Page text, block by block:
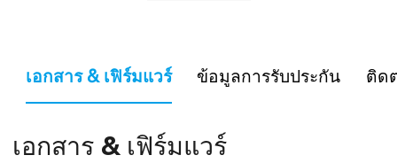
เอกสาร & เฟิร์มแวร์ ข้อมูลการรับประกัน ติด
เอกสาร & เฟิร์มแวร์